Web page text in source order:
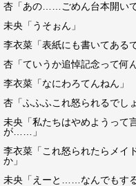
杏「あの……ごめん台本開いて
未央「うそぉん」
李衣菜「表紙にも書いてある
杏「ていうか追悼記念って何
李衣菜「なにわろてんねん」
杏「ふふふこれ怒られるでし
未央「私たちはやめようって
が……」
李衣菜「これ怒られたらメイ
か」
未央「えーと……なんでもする